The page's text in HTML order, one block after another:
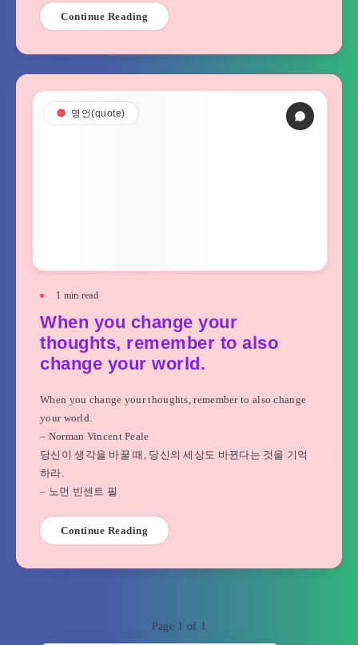
Continue Reading
명언(quote)
1 min read
When you change your
thoughts, remember to also
change your world.
When you change your thoughts, remember to also change
your world.
– Norman Vincent Peale
당신이 생각을 바꿀 때, 당신의 세상도 바뀐다는 것을 기억
하라.
– 노먼 빈센트 필
Continue Reading
Page 1 of 1